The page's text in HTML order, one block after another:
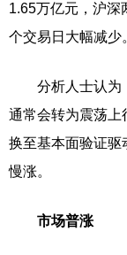
1.65万亿元，沪深
个交易日大幅减少
分析人士认为，
通常会转为震荡上
换至基本面验证驱
慢涨。
市场普涨